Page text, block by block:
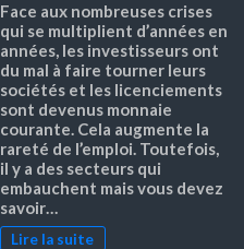
Face aux nombreuses crises
qui se multiplient d’années en
années, les investisseurs ont
du mal à faire tourner leurs
sociétés et les licenciements
sont devenus monnaie
courante. Cela augmente la
rareté de l’emploi. Toutefois,
il y a des secteurs qui
embauchent mais vous devez
savoir…
Lire la suite